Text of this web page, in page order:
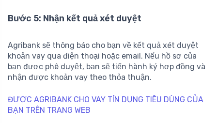
Bước 5: Nhận kết quả xét duyệt
Agribank sẽ thông báo cho bạn về kết quả xét duyệt
khoản vay qua điện thoại hoặc email. Nếu hồ sơ của
bạn được phê duyệt, bạn sẽ tiến hành ký hợp đồng và
nhận được khoản vay theo thỏa thuận.
ĐƯỢC AGRIBANK CHO VAY TÍN DỤNG TIÊU DÙNG CỦA
BẠN TRÊN TRANG WEB